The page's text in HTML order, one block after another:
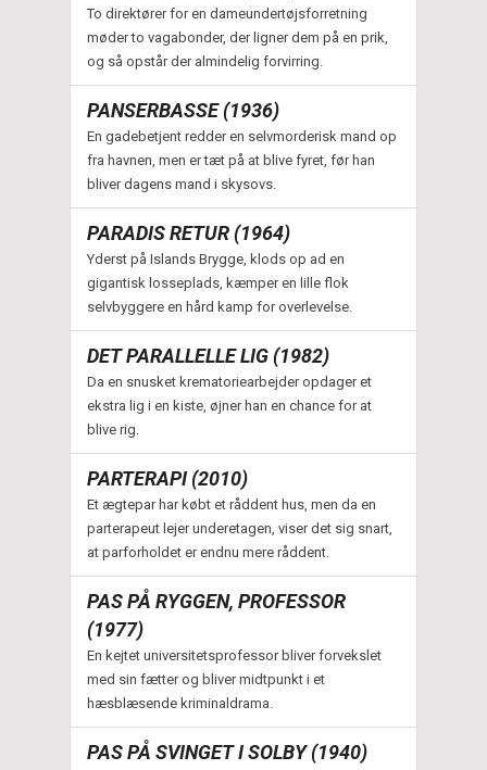
To direktører for en dameundertøjsforretning
møder to vagabonder, der ligner dem på en prik,
og så opstår der almindelig forvirring.
PANSERBASSE (1936)
En gadebetjent redder en selvmorderisk mand op
fra havnen, men er tæt på at blive fyret, før han
bliver dagens mand i skysovs.
PARADIS RETUR (1964)
Yderst på Islands Brygge, klods op ad en
gigantisk losseplads, kæmper en lille flok
selvbyggere en hård kamp for overlevelse.
DET PARALLELLE LIG (1982)
Da en snusket krematoriearbejder opdager et
ekstra lig i en kiste, øjner han en chance for at
blive rig.
PARTERAPI (2010)
Et ægtepar har købt et råddent hus, men da en
parterapeut lejer underetagen, viser det sig snart,
at parforholdet er endnu mere råddent.
PAS PÅ RYGGEN, PROFESSOR
(1977)
En kejtet universitetsprofessor bliver forvekslet
med sin fætter og bliver midtpunkt i et
hæsblæsende kriminaldrama.
PAS PÅ SVINGET I SOLBY (1940)